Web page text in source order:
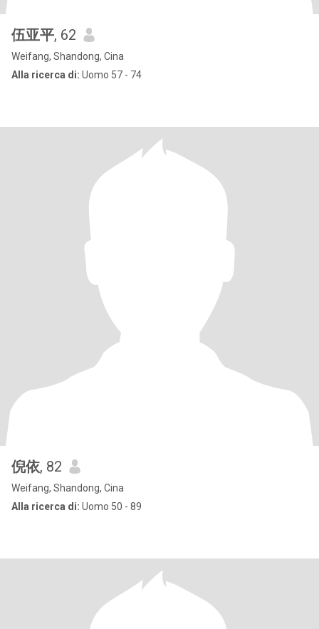
伍亚平, 62
Weifang, Shandong, Cina
Alla ricerca di: Uomo 57 - 74
倪依, 82
Weifang, Shandong, Cina
Alla ricerca di: Uomo 50 - 89